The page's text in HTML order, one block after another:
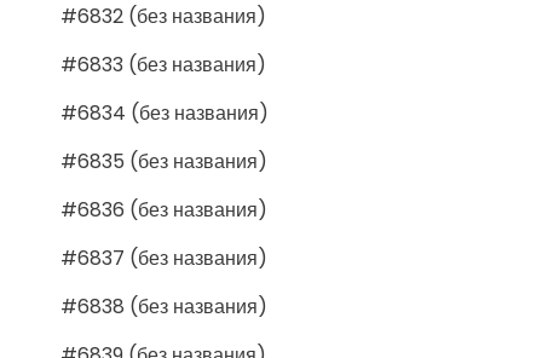
#6832 (без названия)
#6833 (без названия)
#6834 (без названия)
#6835 (без названия)
#6836 (без названия)
#6837 (без названия)
#6838 (без названия)